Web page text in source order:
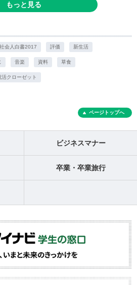
もっと見る
会人白書2017 評価 新生活
音楽 資料 草食
活クローゼット
ページトップへ
ビジネスマナー
卒業・卒業旅行